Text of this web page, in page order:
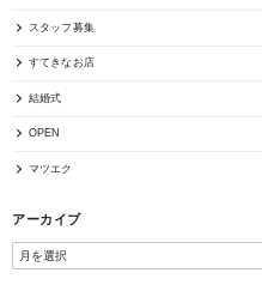
スタッフ募集
すてきなお店
結婚式
OPEN
マツエク
アーカイブ